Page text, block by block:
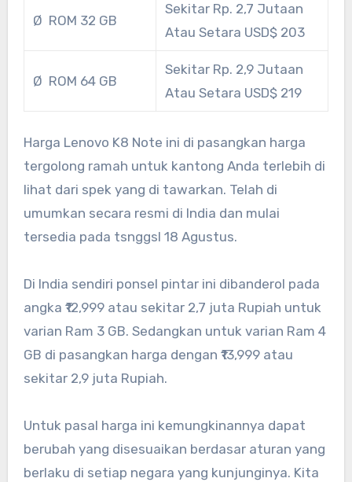
Ø ROM 32 GB
Sekitar Rp. 2,7 Jutaan
Atau Setara USD$ 203
Ø ROM 64 GB
Sekitar Rp. 2,9 Jutaan
Atau Setara USD$ 219
Harga Lenovo K8 Note ini di pasangkan harga
tergolong ramah untuk kantong Anda terlebih di
lihat dari spek yang di tawarkan. Telah di
umumkan secara resmi di India dan mulai
tersedia pada tsnggsl 18 Agustus.
Di India sendiri ponsel pintar ini dibanderol pada
angka ₹12,999 atau sekitar 2,7 juta Rupiah untuk
varian Ram 3 GB. Sedangkan untuk varian Ram 4
GB di pasangkan harga dengan ₹13,999 atau
sekitar 2,9 juta Rupiah.
Untuk pasal harga ini kemungkinannya dapat
berubah yang disesuaikan berdasar aturan yang
berlaku di setiap negara yang kunjunginya. Kita